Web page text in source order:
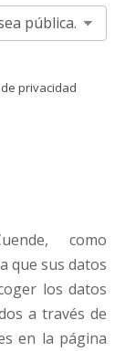
privacidad
como
que sus datos
los datos
a través de
en la página